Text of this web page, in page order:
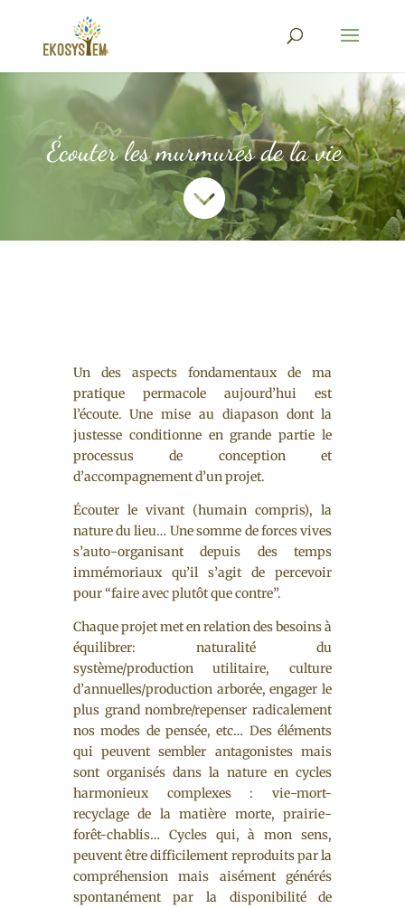
Écouter les murmures de la vie

Un des aspects fondamentaux de ma
pratique permacole aujourd’hui est
l’écoute. Une mise au diapason dont la
justesse conditionne en grande partie le
processus de conception et
d’accompagnement d’un projet.
Écouter le vivant (humain compris), la
nature du lieu… Une somme de forces vives
s’auto-organisant depuis des temps
immémoriaux qu’il s’agit de percevoir
pour “faire avec plutôt que contre”.
Chaque projet met en relation des besoins à
équilibrer: naturalité du
système/production utilitaire, culture
d’annuelles/production arborée, engager le
plus grand nombre/repenser radicalement
nos modes de pensée, etc… Des éléments
qui peuvent sembler antagonistes mais
sont organisés dans la nature en cycles
harmonieux complexes : vie-mort-
recyclage de la matière morte, prairie-
forêt-chablis… Cycles qui, à mon sens,
peuvent être difficilement reproduits par la
compréhension mais aisément générés
spontanément par la disponibilité de